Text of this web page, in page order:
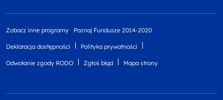
Zobacz inne programy Poznaj Fundusze 2014-2020
Deklaracja dostępności Polityka prywatności
Odwołanie zgody RODO Zgłoś błąd Mapa strony